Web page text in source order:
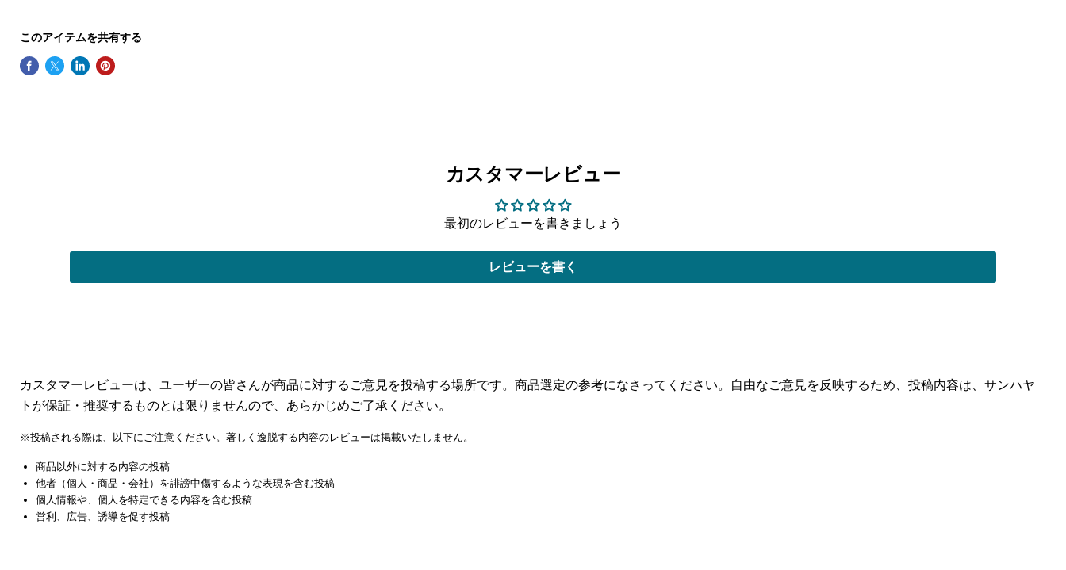
このアイテムを共有する
カスタマーレビュー
最初のレビューを書きましょう
レビューを書く
カスタマーレビューは、ユーザーの皆さんが商品に対するご意見を投稿する場所です。商品選定の参考になさってください。自由なご意見を反映するため、投稿内容は、サンハヤ
トが保証・推奨するものとは限りませんので、あらかじめご了承ください。
※投稿される際は、以下にご注意ください。著しく逸脱する内容のレビューは掲載いたしません。
商品以外に対する内容の投稿
他者（個人・商品・会社）を誹謗中傷するような表現を含む投稿
個人情報や、個人を特定できる内容を含む投稿
営利、広告、誘導を促す投稿